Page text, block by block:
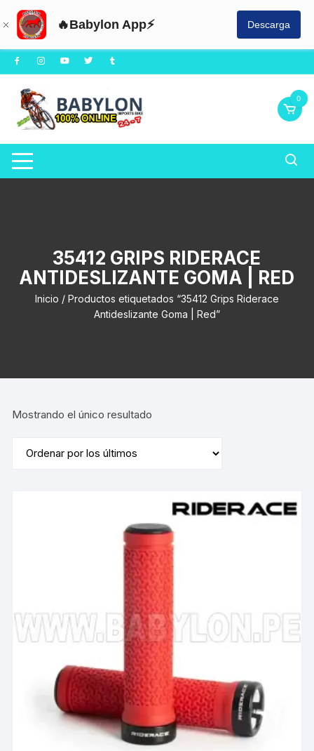
🔥Babylon App⚡ Descarga
Saltar
al
contenido
0
35412 GRIPS RIDERACE
ANTIDESLIZANTE GOMA | RED
Inicio / Productos etiquetados “35412 Grips Riderace
Antideslizante Goma | Red”
Mostrando el único resultado